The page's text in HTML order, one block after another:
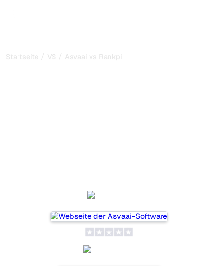
Startseite / VS / Asvaai vs Rankpill